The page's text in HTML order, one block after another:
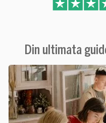
Din ultimata